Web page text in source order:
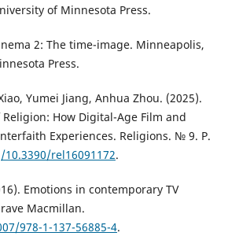
of Minnesota Press.
2: The time-image. Minneapolis,
Press.
Yumei Jiang, Anhua Zhou. (2025).
How Digital-Age Film and
Experiences. Religions. № 9. Р.
rel16091172.
Emotions in contemporary TV
Macmillan.
978-1-137-56885-4.